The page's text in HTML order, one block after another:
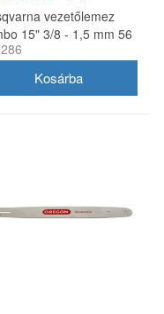
vezetőlemez
15" 3/8 - 1,5 mm 56
2 db Oregon